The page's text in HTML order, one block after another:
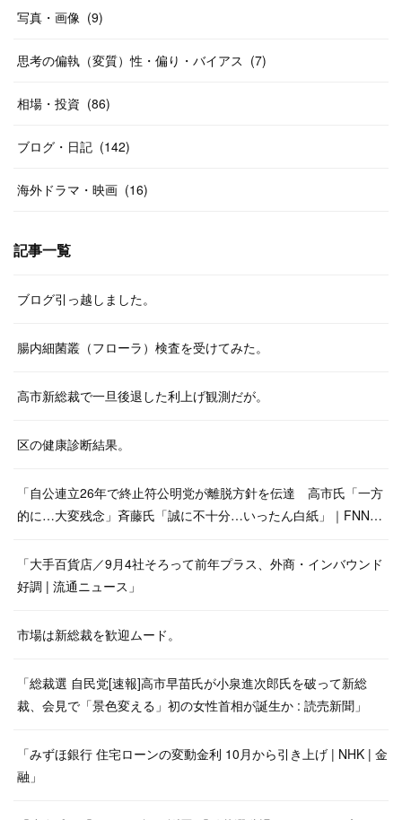
写真・画像 (9)
思考の偏執（変質）性・偏り・バイアス (7)
相場・投資 (86)
ブログ・日記 (142)
海外ドラマ・映画 (16)
記事一覧
ブログ引っ越しました。
腸内細菌叢（フローラ）検査を受けてみた。
高市新総裁で一旦後退した利上げ観測だが。
区の健康診断結果。
「自公連立26年で終止符公明党が離脱方針を伝達 高市氏「一方
的に…大変残念」斉藤氏「誠に不十分…いったん白紙」｜FNN…
「大手百貨店／9月4社そろって前年プラス、外商・インバウンド
好調 | 流通ニュース」
市場は新総裁を歓迎ムード。
「総裁選 自民党[速報]高市早苗氏が小泉進次郎氏を破って新総
裁、会見で「景色変える」初の女性首相が誕生か : 読売新聞」
「みずほ銀行 住宅ローンの変動金利 10月から引き上げ | NHK | 金
融」